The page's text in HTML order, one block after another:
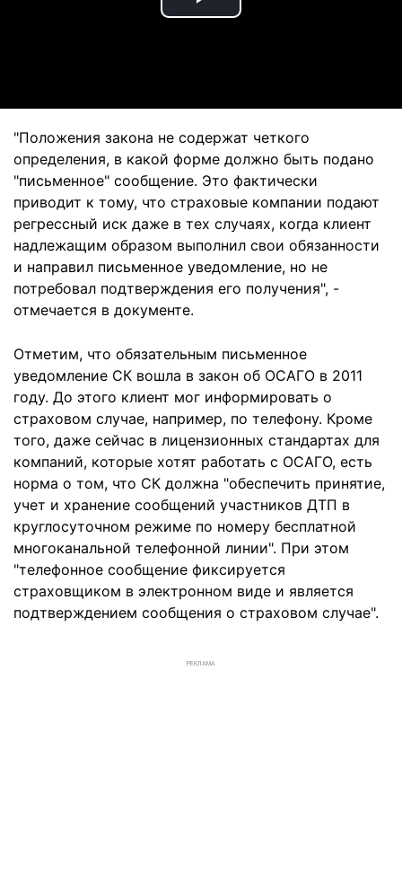
Play
"Положения закона не содержат четкого
определения, в какой форме должно быть подано
"письменное" сообщение. Это фактически
приводит к тому, что страховые компании подают
регрессный иск даже в тех случаях, когда клиент
надлежащим образом выполнил свои обязанности
и направил письменное уведомление, но не
потребовал подтверждения его получения", -
отмечается в документе.
Отметим, что обязательным письменное
уведомление СК вошла в закон об ОСАГО в 2011
году. До этого клиент мог информировать о
страховом случае, например, по телефону. Кроме
того, даже сейчас в лицензионных стандартах для
компаний, которые хотят работать с ОСАГО, есть
норма о том, что СК должна "обеспечить принятие,
учет и хранение сообщений участников ДТП в
круглосуточном режиме по номеру бесплатной
многоканальной телефонной линии". При этом
"телефонное сообщение фиксируется
страховщиком в электронном виде и является
подтверждением сообщения о страховом случае".
РЕКЛАМА